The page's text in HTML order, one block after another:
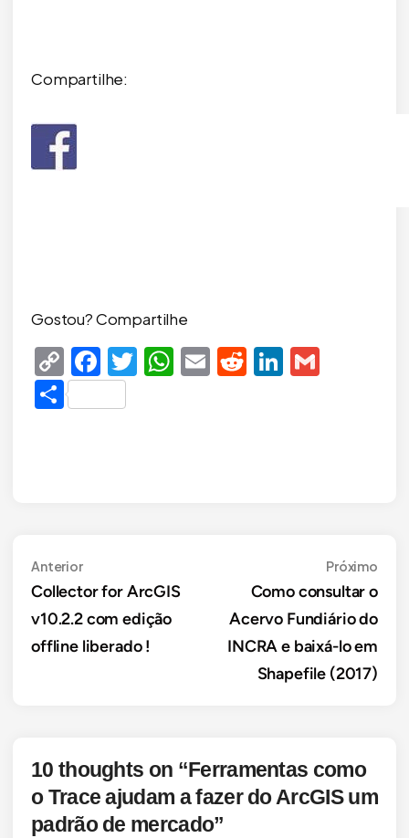
Compartilhe:
Gostou? Compartilhe
Copy
Link
Facebook
Twitter
WhatsApp
EmailRedditLinkedIn
Share
Navegação
de
Post
AnteriorAnterior
Collector for ArcGIS
v10.2.2 com edição
offline liberado !
Próximo
Como consultar o
Acervo Fundiário do
INCRA e baixá-lo em
Shapefile (2017)
10 thoughts on “Ferramentas como
o Trace ajudam a fazer do ArcGIS um
padrão de mercado”